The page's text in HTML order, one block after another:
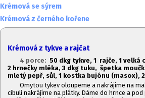
Krémová se sýrem
Krémová z černého kořene
Krémová z tykve a rajčat
4 porce: 50 dkg tykve, 1 rajče, 1 velká
2 hrnečky mléka, 3 dkg tuku, špetka
mletý pepř, sůl, 1 kostka bujónu (masox),
Omytou tykev oloupeme a nakrájíme na
cibuli nakrájíme na plátky. Dáme do hrnce a